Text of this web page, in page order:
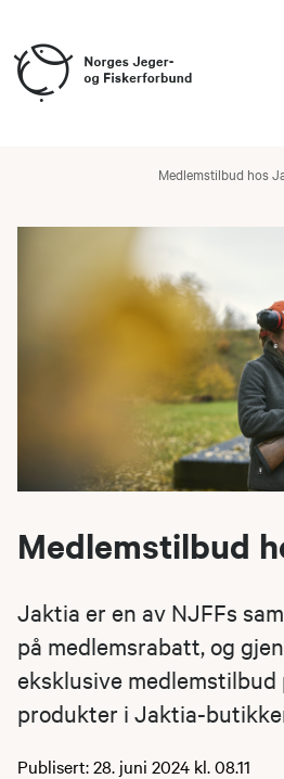
Medlemstilbud hos
Medlemstilbud
Jaktia er en av NJFFs
på medlemsrabatt, og
eksklusive
produkter i Jaktia-
Publisert: 28. juni 2024 kl. 08.11